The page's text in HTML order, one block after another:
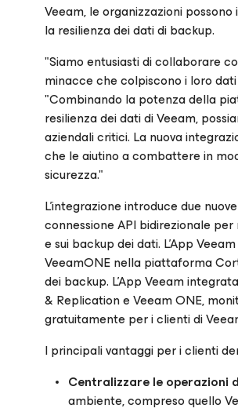
Veeam, le organizzazioni
la resilienza dei dati di backup.
"Siamo entusiasti di collaborare
minacce che colpiscono i loro
"Combinando la potenza della
resilienza dei dati di Veeam,
aziendali critici. La nuova
che le aiutino a combattere in
sicurezza."
L'integrazione introduce due
connessione API bidirezionale
e sui backup dei dati. L'App
VeeamONE nella piattaforma
dei backup. L'App Veeam
& Replication e Veeam ONE,
gratuitamente per i clienti di
I principali vantaggi per i clienti
Centralizzare le operazioni
ambiente, compreso quello